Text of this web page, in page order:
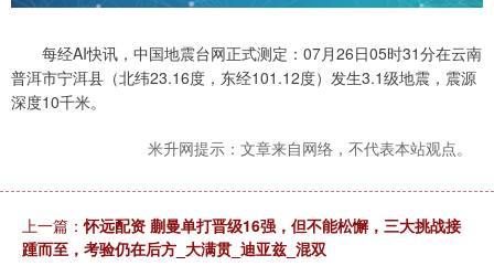
每经AI快讯，中国地震台网正式测定：07月26日05时31分在云南
普洱市宁洱县（北纬23.16度，东经101.12度）发生3.1级地震，震源
深度10千米。
米升网提示：文章来自网络，不代表本站观点。
上一篇：怀远配资 蒯曼单打晋级16强，但不能松懈，三大挑战接
踵而至，考验仍在后方_大满贯_迪亚兹_混双